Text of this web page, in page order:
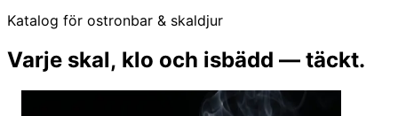
Katalog för ostronbar & skaldjur
Varje skal, klo och isbädd — täckt.